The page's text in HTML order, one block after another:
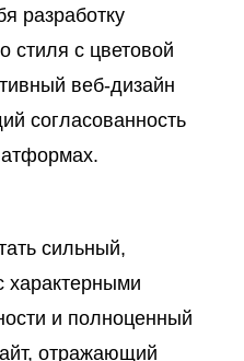
разработку
стиля с цветовой
веб-дизайн
согласованность
сильный,
характерными
и полноценный
отражающий